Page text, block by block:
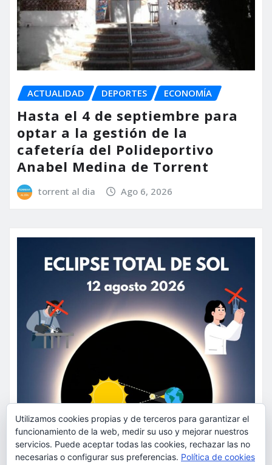
ACTUALIDAD DEPORTES ECONOMÍA
Hasta el 4 de septiembre para
optar a la gestión de la
cafetería del Polideportivo
Anabel Medina de Torrent
torrent al dia Ago 6, 2026
Utilizamos cookies propias y de terceros para garantizar el
funcionamiento de la web, medir su uso y mejorar nuestros
servicios. Puede aceptar todas las cookies, rechazar las no
necesarias o configurar sus preferencias. Política de cookies